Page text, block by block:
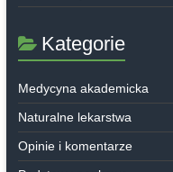
Kategorie
Medycyna akademicka
Naturalne lekarstwa
Opinie i komentarze